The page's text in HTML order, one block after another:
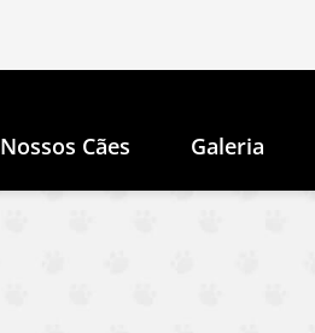
Nossos Cães Galeria